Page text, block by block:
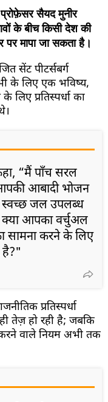
सैयद मुनीर
के बीच किसी देश की
मापा जा सकता है।
सेंट पीटर्सबर्ग
के लिए एक भविष्य,
प्रतिस्पर्धा का
“मैं पाँच सरल
आपकी आबादी भोजन
स्वच्छ जल उपलब्ध
आपका वर्चुअल
सामना करने के लिए
है?"
प्रतिस्पर्धा
तेज़ हो रही है; जबकि
करने वाले नियम अभी तक